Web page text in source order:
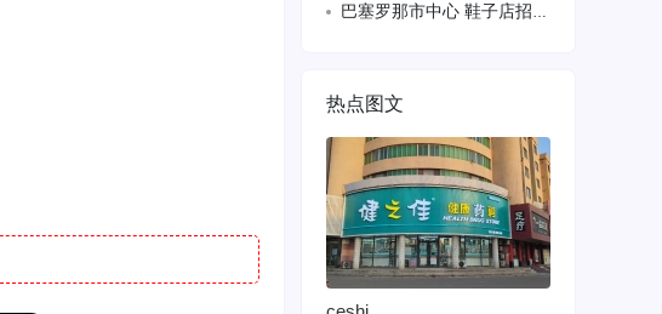
巴塞罗那市中心 鞋子店招工 （半天）需要会语言 有拘留 有责任心 感兴趣的话可以
热点图文